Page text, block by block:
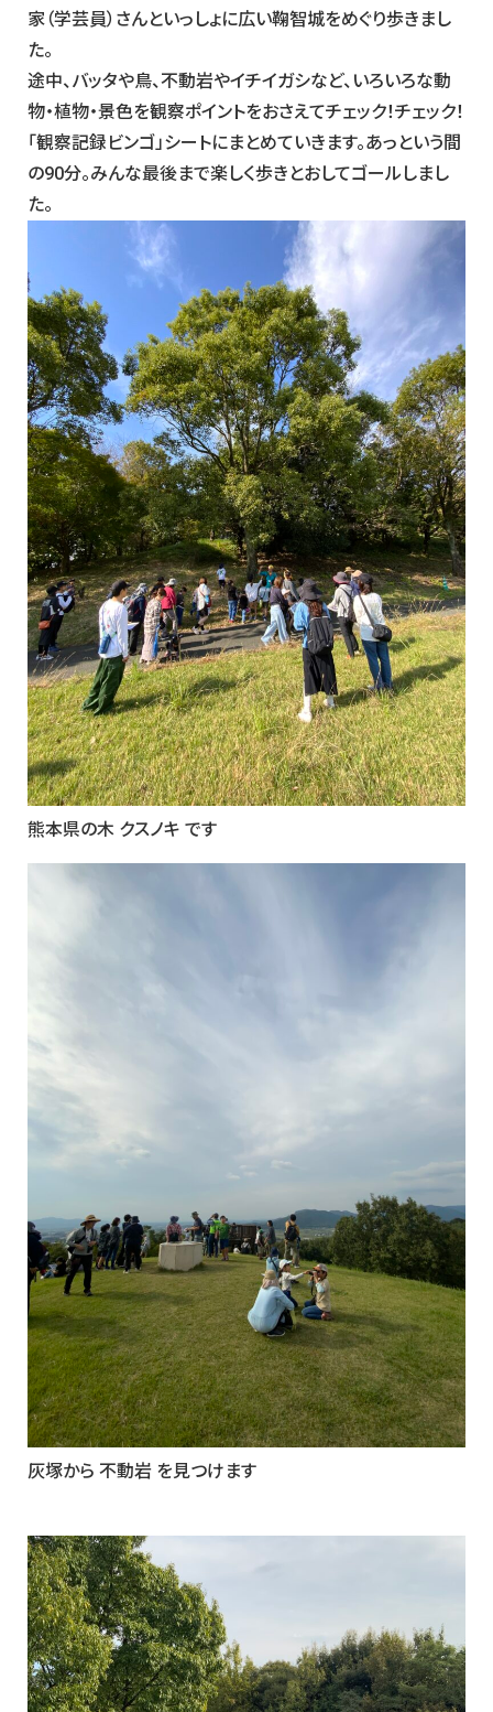
家（学芸員）さんといっしょに広い鞠智城をめぐり歩きまし
た。
途中、バッタや鳥、不動岩やイチイガシなど、いろいろな動
物・植物・景色を観察ポイントをおさえてチェック！チェック！
「観察記録ビンゴ」シートにまとめていきます。あっという間
の90分。みんな最後まで楽しく歩きとおしてゴールしまし
た。
熊本県の木 クスノキ です
灰塚から 不動岩 を見つけます